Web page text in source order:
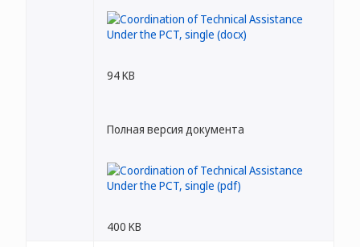
94 KB
Полная версия документа
400 KB